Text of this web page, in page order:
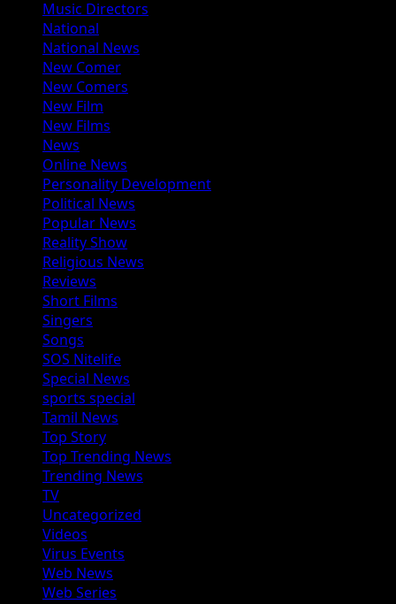
Music Directors
National
National News
New Comer
New Comers
New Film
New Films
News
Online News
Personality Development
Political News
Popular News
Reality Show
Religious News
Reviews
Short Films
Singers
Songs
SOS Nitelife
Special News
sports special
Tamil News
Top Story
Top Trending News
Trending News
TV
Uncategorized
Videos
Virus Events
Web News
Web Series